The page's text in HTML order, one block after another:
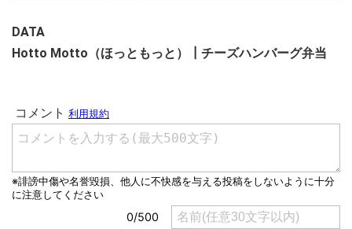
DATA
Hotto Motto（ほっともっと）┃チーズハンバーグ弁当